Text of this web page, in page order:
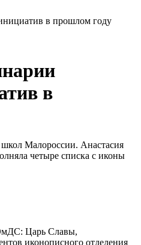
в прошлом году
в
Малороссии. Анастасия
четыре списка с иконы
Царь Славы,
иконописного отделения